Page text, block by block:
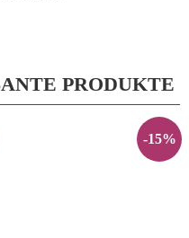
PRODUKTE
-15%